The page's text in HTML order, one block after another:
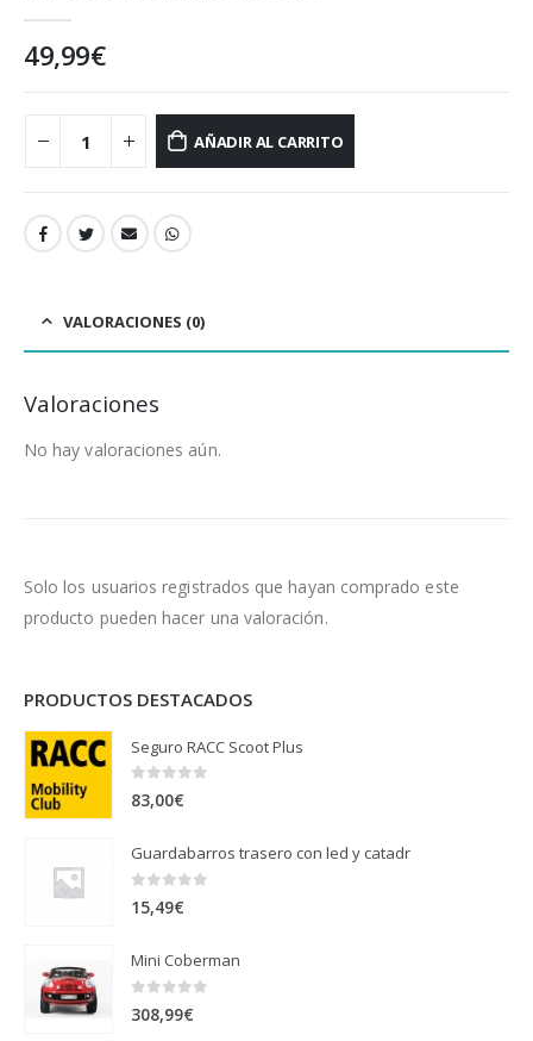
49,99€
AÑADIR AL CARRITO
VALORACIONES (0)
Valoraciones
No hay valoraciones aún.
Solo los usuarios registrados que hayan comprado este
producto pueden hacer una valoración.
PRODUCTOS DESTACADOS
Seguro RACC Scoot Plus
0out of 5
83,00€
Guardabarros trasero con led y catadr
0 out of 5
15,49€
Mini Coberman
0 out of 5
308,99€